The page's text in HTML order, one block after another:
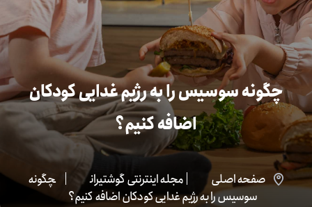
چگونه سوسیس را به رژیم غدایی کودکان
اضافه کنیم؟
صفحه اصلی مجله اینترنتی گوشتیران
چگونه
سوسیس را به رژیم غدایی کودکان اضافه کنیم؟